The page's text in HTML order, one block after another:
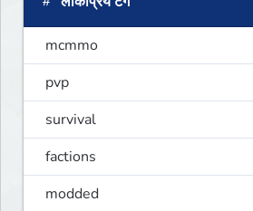
mcmmo
pvp
survival
factions
modded